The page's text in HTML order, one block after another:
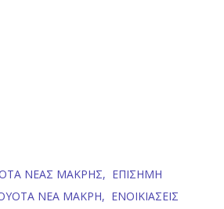
ΝΕΑΣ ΜΑΚΡΗΣ, ΕΠΙΣΗΜΗ
ΝΕΑ ΜΑΚΡΗ, ΕΝΟΙΚΙΑΣΕΙΣ